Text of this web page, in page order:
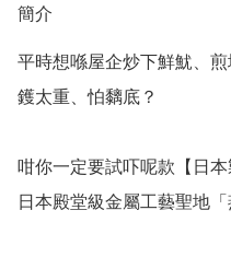
簡介
平時想喺屋企炒下鮮魷、
鑊太重、怕黐底？
咁你一定要試吓呢款【日
日本殿堂級金屬工藝聖地